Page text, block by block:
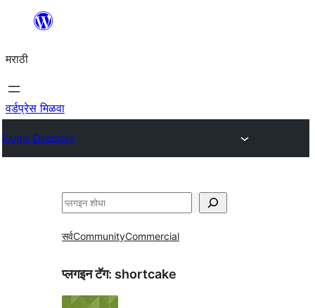
सामुग्रीवर
मराठी
वर्डप्रेस मिळवा
Plugin Directory
शोधा
सर्वCommunityCommercial
प्लगइन टॅग: shortcake